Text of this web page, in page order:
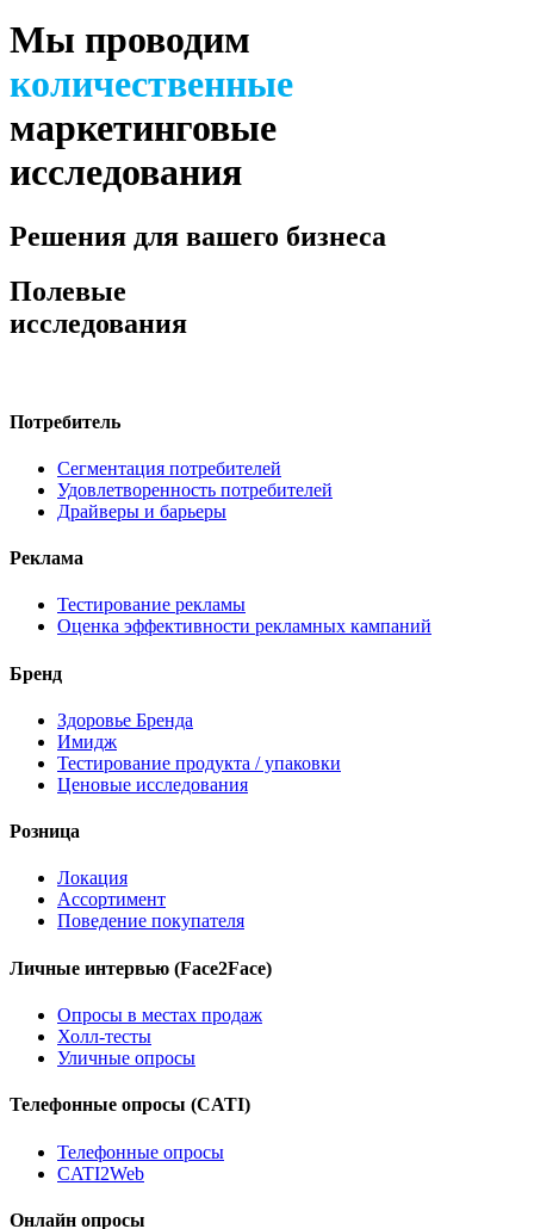
Мы проводим
количественные
маркетинговые
исследования
Решения для вашего бизнеса
Полевые
исследования
Потребитель
Сегментация потребителей
Удовлетворенность потребителей
Драйверы и барьеры
Реклама
Тестирование рекламы
Оценка эффективности рекламных кампаний
Бренд
Здоровье Бренда
Имидж
Тестирование продукта / упаковки
Ценовые исследования
Розница
Локация
Ассортимент
Поведение покупателя
Личные интервью (Face2Face)
Опросы в местах продаж
Холл-тесты
Уличные опросы
Телефонные опросы (CATI)
Телефонные опросы
CATI2Web
Онлайн опросы